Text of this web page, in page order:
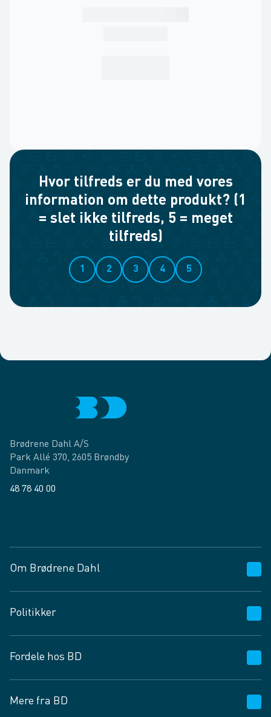
Hvor tilfreds er du med vores
information om dette produkt? (1
= slet ikke tilfreds, 5 = meget
tilfreds)
1 2 3 4 5
Brødrene Dahl A/S
Park Allé 370, 2605 Brøndby
Danmark
48 78 40 00
Om Brødrene Dahl
Vagttelefon 30 10 89 89
Spørgsmål og svar
Job og karriere
Fødevarekontrolrapport
Politikker
Privatlivspolitik
Cookies
Vilkår og betingelser
Fordele hos BD
BD app
Mere fra BD